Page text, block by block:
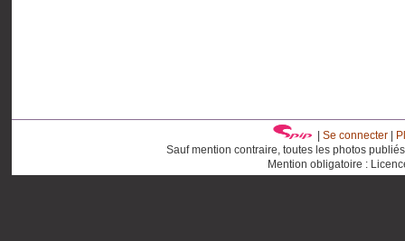
Se connecter|
Sauf mention contraire, toutes les photos
Mention obligatoire :